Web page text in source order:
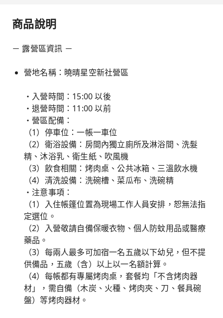
商品說明
－ 露營區資訊 －
營地名稱：曉晴星空新社營區
・入營時間：15:00 以後
・退營時間：11:00 以前
・營區配備：
（1）停車位：一帳一車位
（2）衛浴設備：房間內獨立廁所及淋浴間、洗髮
精、沐浴乳、衛生紙、吹風機
（3）飲食相關：烤肉桌、公共冰箱、三溫飲水機
（4）清洗設備：洗碗槽、菜瓜布、洗碗精
・注意事項：
（1）入住帳篷位置為現場工作人員安排，恕無法指
定選位。
（2）入營敬請自備保暖衣物、個人防蚊用品或醫療
藥品。
（3）每兩人最多可加宿一名五歲以下幼兒，但不提
供備品，五歲（含）以上以一名額計算。
（4）每帳都有專屬烤肉桌，套餐均「不含烤肉器
材」，需自備（木炭、火種、烤肉夾、刀、餐具碗
盤）等烤肉器材。